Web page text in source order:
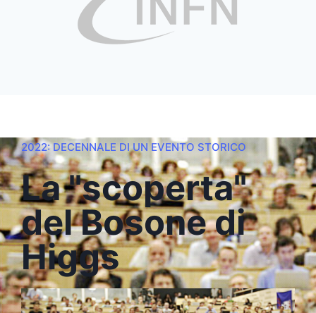
2022: DECENNALE DI UN EVENTO STORICO
La "scoperta"
del Bosone di
Higgs